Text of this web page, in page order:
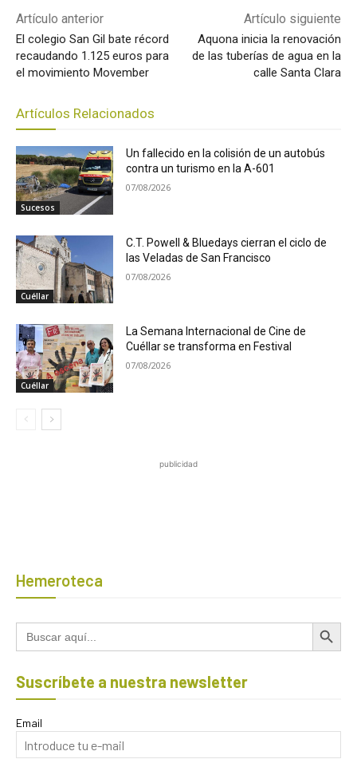
Artículo anterior
El colegio San Gil bate récord
recaudando 1.125 euros para
el movimiento Movember
Artículo siguiente
Aquona inicia la renovación
de las tuberías de agua en la
calle Santa Clara
Artículos Relacionados
Sucesos
Un fallecido en la colisión de un autobús
contra un turismo en la A-601
07/08/2026
Cuéllar
C.T. Powell & Bluedays cierran el ciclo de
las Veladas de San Francisco
07/08/2026
Cuéllar
La Semana Internacional de Cine de
Cuéllar se transforma en Festival
07/08/2026
publicidad
Hemeroteca
Buscar: Botón de
Suscríbete a nuestra newsletter
Email